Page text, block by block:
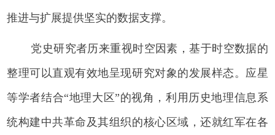
推进与扩展提供坚实的数据支撑。
党史研究者历来重视时空因素，基于时空数据的
整理可以直观有效地呈现研究对象的发展样态。应星
等学者结合“地理大区”的视角，利用历史地理信息系
统构建中共革命及其组织的核心区域，还就红军在各